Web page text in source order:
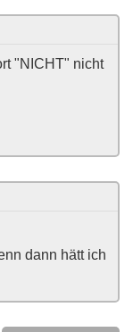
"NICHT" nicht
dann hätt ich